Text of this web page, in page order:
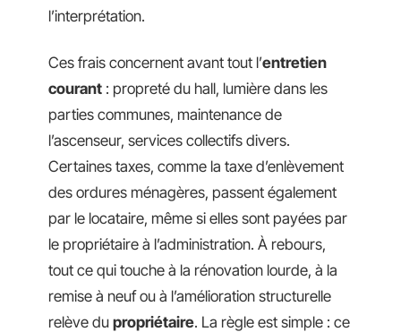
l’interprétation.
Ces frais concernent avant tout l’entretien
courant : propreté du hall, lumière dans les
parties communes, maintenance de
l’ascenseur, services collectifs divers.
Certaines taxes, comme la taxe d’enlèvement
des ordures ménagères, passent également
par le locataire, même si elles sont payées par
le propriétaire à l’administration. À rebours,
tout ce qui touche à la rénovation lourde, à la
remise à neuf ou à l’amélioration structurelle
relève du propriétaire. La règle est simple : ce